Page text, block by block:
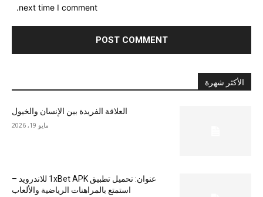
next time I comment.
الأكثر شهرة
العلاقة الفريدة بين الإنسان والخيول
مايو 19, 2026
عنوان: تحميل تطبيق 1xBet APK للاندرويد –
استمتع بالمراهنات الرياضية والألعاب